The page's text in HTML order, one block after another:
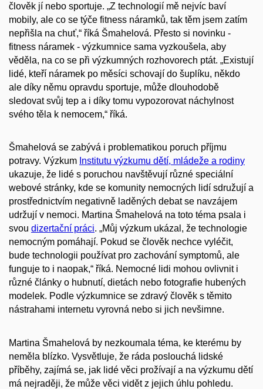
člověk jí nebo sportuje. „Z technologií mě nejvíc baví
mobily, ale co se týče fitness náramků, tak těm jsem zatím
nepřišla na chuť,“ říká Šmahelová. Přesto si novinku -
fitness náramek - výzkumnice sama vyzkoušela, aby
věděla, na co se při výzkumných rozhovorech ptát. „Existují
lidé, kteří náramek po měsíci schovají do šuplíku, někdo
ale díky němu opravdu sportuje, může dlouhodobě
sledovat svůj tep a i díky tomu vypozorovat náchylnost
svého těla k nemocem,“ říká.
Šmahelová se zabývá i problematikou poruch příjmu
potravy. Výzkum Institutu výzkumu dětí, mládeže a rodiny
ukazuje, že lidé s poruchou navštěvují různé speciální
webové stránky, kde se komunity nemocných lidí sdružují a
prostřednictvím negativně laděných debat se navzájem
udržují v nemoci. Martina Šmahelová na toto téma psala i
svou dizertační práci. „Můj výzkum ukázal, že technologie
nemocným pomáhají. Pokud se člověk nechce vyléčit,
bude technologii používat pro zachování symptomů, ale
funguje to i naopak,“ říká. Nemocné lidi mohou ovlivnit i
různé články o hubnutí, dietách nebo fotografie hubených
modelek. Podle výzkumnice se zdravý člověk s těmito
nástrahami internetu vyrovná nebo si jich nevšimne.
Martina Šmahelová by nezkoumala téma, ke kterému by
neměla blízko. Vysvětluje, že ráda poslouchá lidské
příběhy, zajímá se, jak lidé věci prožívají a na výzkumu dětí
má nejraději, že může věci vidět z jejich úhlu pohledu.